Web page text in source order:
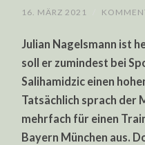
16. MÄRZ 2021
Julian Nagelsmann ist
soll er zumindest bei
Salihamidzic einen
Tatsächlich sprach der
mehrfach für einen
Bayern München aus.